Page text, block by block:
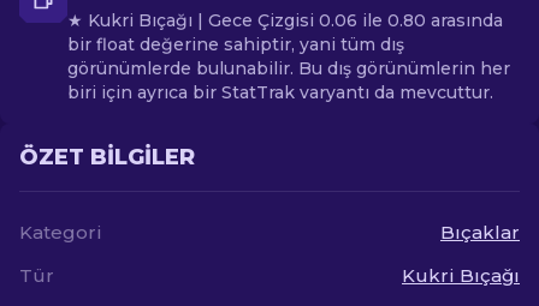
★ Kukri Bıçağı | Gece Çizgisi 0.06 ile 0.80 arasında
bir float değerine sahiptir, yani tüm dış
görünümlerde bulunabilir. Bu dış görünümlerin her
biri için ayrıca bir StatTrak varyantı da mevcuttur.
ÖZET BILGILER
Kategori
Bıçaklar
Tür
Kukri Bıçağı